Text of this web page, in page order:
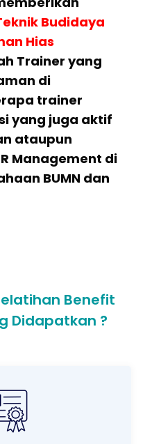
Budidaya
Hias
Trainer yang
di
trainer
yang juga aktif
ataupun
Management di
BUMN dan
Benefit
Didapatkan ?